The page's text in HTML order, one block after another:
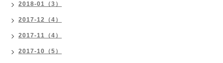
2018-01（3）
2017-12（4）
2017-11（4）
2017-10（5）